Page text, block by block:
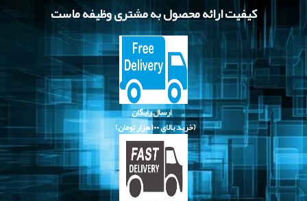
کیفیت ارائه محصول به مشتری وظیفه ماست
ارسال رایگان
(خرید بالای